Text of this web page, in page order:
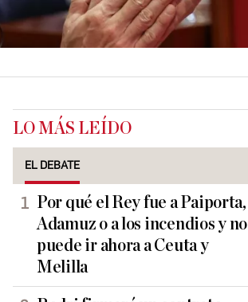
LO MÁS LEÍDO
EL DEBATE
Por qué el Rey fue a Paiporta,
Adamuz o a los incendios y no
puede ir ahora a Ceuta y
Melilla